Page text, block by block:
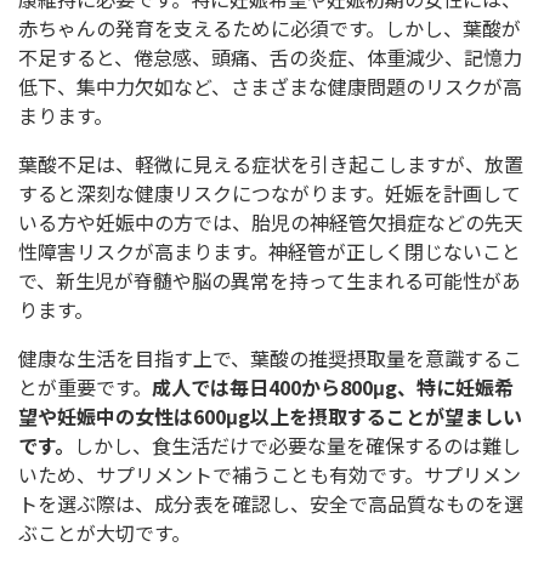
赤ちゃんの発育を支えるために必須です。しかし、葉酸が
不足すると、倦怠感、頭痛、舌の炎症、体重減少、記憶力
低下、集中力欠如など、さまざまな健康問題のリスクが高
まります。
葉酸不足は、軽微に見える症状を引き起こしますが、放置
すると深刻な健康リスクにつながります。妊娠を計画して
いる方や妊娠中の方では、胎児の神経管欠損症などの先天
性障害リスクが高まります。神経管が正しく閉じないこと
で、新生児が脊髄や脳の異常を持って生まれる可能性があ
ります。
健康な生活を目指す上で、葉酸の推奨摂取量を意識するこ
とが重要です。 成人では毎日400から800μg、特に妊娠希
望や妊娠中の女性は600μg以上を摂取することが望ましい
です。 しかし、食生活だけで必要な量を確保するのは難し
いため、サプリメントで補うことも有効です。サプリメン
トを選ぶ際は、成分表を確認し、安全で高品質なものを選
ぶことが大切です。